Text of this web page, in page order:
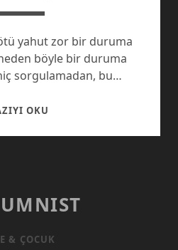
yahut zor bir duruma
böyle bir duruma
sorgulamadan, bu…
OKU
& ÇOCUK